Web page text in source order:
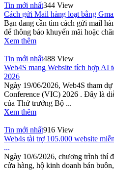
Tin mới nhất344 View
Cách gửi Mail hàng loạt bằng
Bạn đang cần tìm cách gửi mail
để thông báo khuyến mãi hoặc
Xem thêm
Tin mới nhất488 View
Web4S mang Website tích hợp
2026
Ngày 19/06/2026, Web4S tham
Conference (VIC) 2026 . Đây là
của Thứ trưởng Bộ ...
Xem thêm
Tin mới nhất916 View
Web4s tài trợ 105.000 website
...
Ngày 10/6/2026, chương trình thí
cửa hàng, hộ kinh doanh bán